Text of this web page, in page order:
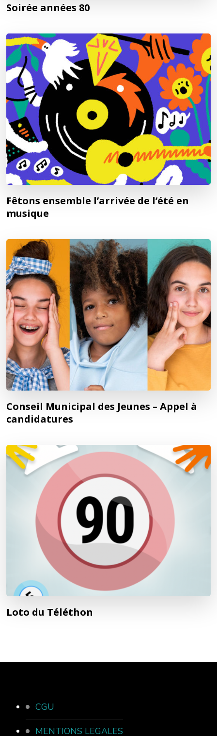
Soirée années 80
Fêtons ensemble l’arrivée de l’été en
musique
Conseil Municipal des Jeunes – Appel à
candidatures
Loto du Téléthon
CGU
MENTIONS LEGALES